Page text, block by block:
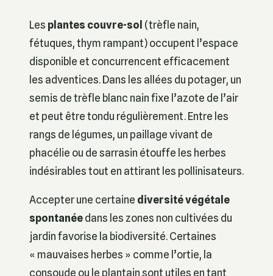
Les plantes couvre-sol (trèfle nain,
fétuques, thym rampant) occupent l’espace
disponible et concurrencent efficacement
les adventices. Dans les allées du potager, un
semis de trèfle blanc nain fixe l’azote de l’air
et peut être tondu régulièrement. Entre les
rangs de légumes, un paillage vivant de
phacélie ou de sarrasin étouffe les herbes
indésirables tout en attirant les pollinisateurs.
Accepter une certaine diversité végétale
spontanéedans les zones non cultivées du
jardin favorise la biodiversité. Certaines
« mauvaises herbes » comme l’ortie, la
consoude ou le plantain sont utiles en tant